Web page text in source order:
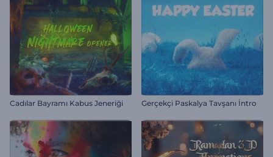
Cadılar Bayramı Kabus Jeneriği Gerçekçi Paskalya Tavşanı İntro